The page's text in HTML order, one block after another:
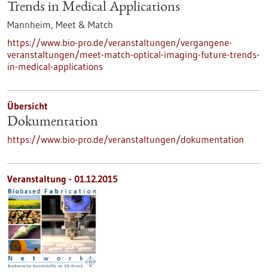
Trends in Medical Applications
Mannheim, Meet & Match
https://www.bio-pro.de/veranstaltungen/vergangene-
veranstaltungen/meet-match-optical-imaging-future-trends-
in-medical-applications
Übersicht
Dokumentation
https://www.bio-pro.de/veranstaltungen/dokumentation
Veranstaltung - 01.12.2015